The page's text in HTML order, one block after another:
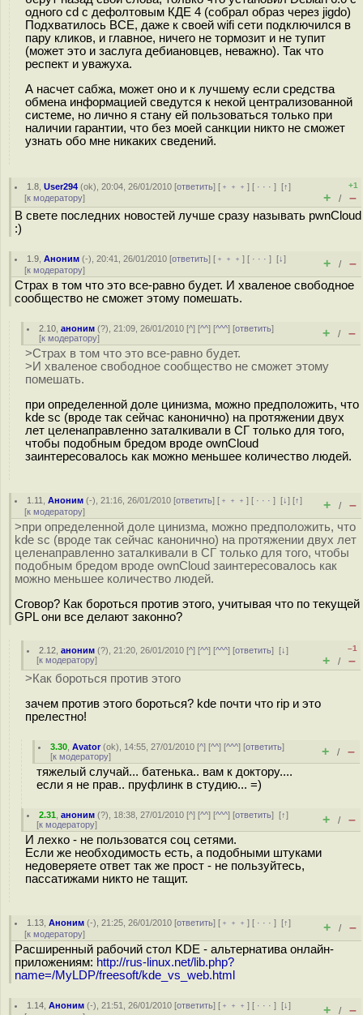
одного cd с дефолтовым КДЕ 4 (собрал образ через jigdo)
Подхватилось ВСЕ, даже к своей wifi сети подключился в
пару кликов, и главное, ничего не тормозит и не тупит
(может это и заслуга дебиановцев, неважно). Так что
респект и уважуха.
А насчет сабжа, может оно и к лучшему если средства
обмена информацией сведутся к некой централизованной
системе, но лично я стану ей пользоваться только при
наличии гарантии, что без моей санкции никто не сможет
узнать обо мне никаких сведений.
1.8 ,User294 (ok), 20:04, 26/01/2010 [ответить] [ ﹢﹢﹢] [ · · ·][↑]
[к модератору]
+1
+ / –
В свете последних новостей лучше сразу называть pwnCloud
:)
1.9 ,Аноним (-), 20:41, 26/01/2010 [ответить] [ ﹢﹢﹢] [ · · ·][↓]
[к модератору] + / –
Страх в том что это все-равно будет. И хваленое свободное
сообщество не сможет этому помешать.
2.10 ,аноним (?), 21:09, 26/01/2010 [^] [^^] [^^^] [ответить]
[к модератору] + / –
>Страх в том что это все-равно будет.
>И хваленое свободное сообщество не сможет этому
помешать.
при определенной доле цинизма, можно предположить, что
kde sc (вроде так сейчас канонично) на протяжении двух
лет целенаправленно заталкивали в СГ только для того,
чтобы подобным бредом вроде ownCloud
заинтересовалось как можно меньшее количество людей.
1.11 ,Аноним (-), 21:16, 26/01/2010 [ответить] [ ﹢﹢﹢] [ · · ·][↓] [↑]
[к модератору] + / –
>при определенной доле цинизма, можно предположить, что
kde sc (вроде так сейчас канонично) на протяжении двух лет
целенаправленно заталкивали в СГ только для того, чтобы
подобным бредом вроде ownCloud заинтересовалось как
можно меньшее количество людей.
Сговор? Как бороться против этого, учитывая что по текущей
GPL они все делают законно?
2.12 ,аноним (?), 21:20, 26/01/2010 [^] [^^] [^^^] [ответить][↓]
[к модератору]
–1
+ / –
>Как бороться против этого
зачем против этого бороться? kde почти что rip и это
прелестно!
3.30 ,Avator(ok), 14:55, 27/01/2010 [^] [^^] [^^^] [ответить]
[к модератору] + / –
тяжелый случай... батенька.. вам к доктору....
если я не прав.. пруфлинк в студию... =)
2.31 ,аноним (?), 18:38, 27/01/2010 [^] [^^] [^^^] [ответить][↑]
[к модератору] + / –
И лехко - не пользоватся соц сетями.
Если же необходимость есть, а подобными штуками
недоверяете ответ так же прост - не пользуйтесь,
пассатижами никто не тащит.
1.13 ,Аноним (-), 21:25, 26/01/2010 [ответить] [ ﹢﹢﹢] [ · · ·][↑]
[к модератору] + / –
Расширенный рабочий стол KDE - альтернатива онлайн-
приложениям: http://rus-linux.net/lib.php?
name=/MyLDP/freesoft/kde_vs_web.html
1.14 ,Аноним (-), 21:51, 26/01/2010 [ответить] [ ﹢﹢﹢] [ · · ·][↓]
+ / –